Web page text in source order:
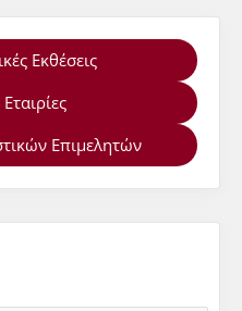
Εκθέσεις
Επιμελητών